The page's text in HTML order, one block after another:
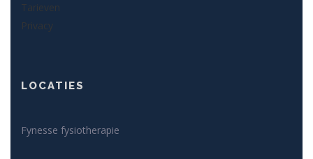
Tarieven
Privacy
LOCATIES
Fynesse fysiotherapie